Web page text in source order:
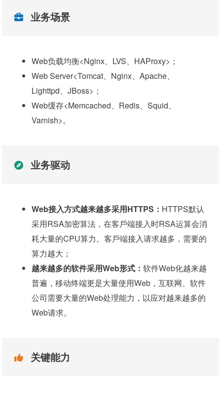
业务场景
Web负载均衡<Nginx、LVS、HAProxy>；
Web Server<Tomcat、Nginx、Apache、
Lighttpd、JBoss>；
Web缓存<Memcached、Redis、Squid、
Varnish>。
业务驱动
Web接入方式越来越多采用HTTPS： HTTPS默认
采用RSA加密算法，在客戶端接入时RSA运算会消
耗大量的CPU算力。客戶端接入请求越多，需要的
算力越大；
越来越多的软件采用Web形式：软件Web化越来越
普遍，移动终端更是大量使用Web，互联网、软件
公司需要大量的Web处理能力，以应对越来越多的
Web请求。
关键能力